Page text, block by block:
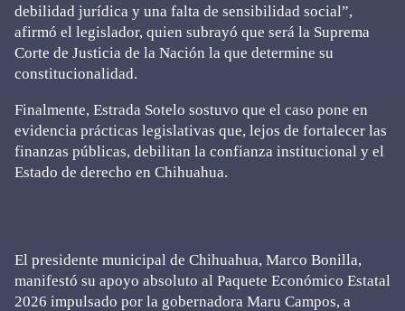
debilidad jurídica y una falta de sensibilidad social”,
afirmó el legislador, quien subrayó que será la Suprema
Corte de Justicia de la Nación la que determine su
constitucionalidad.
Finalmente, Estrada Sotelo sostuvo que el caso pone en
evidencia prácticas legislativas que, lejos de fortalecer las
finanzas públicas, debilitan la confianza institucional y el
Estado de derecho en Chihuahua.
El presidente municipal de Chihuahua, Marco Bonilla,
manifestó su apoyo absoluto al Paquete Económico Estatal
2026 impulsado por la gobernadora Maru Campos, a